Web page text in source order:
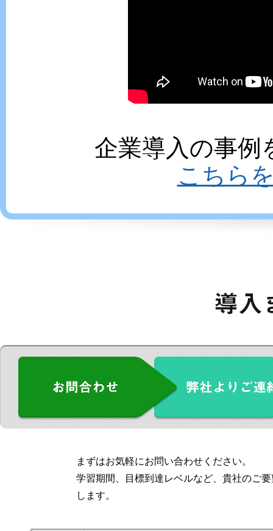
企業導入の事例
こちら
まずはお気軽にお問い合わせください。
学習期間、目標到達レベルなど、貴社のご
します。